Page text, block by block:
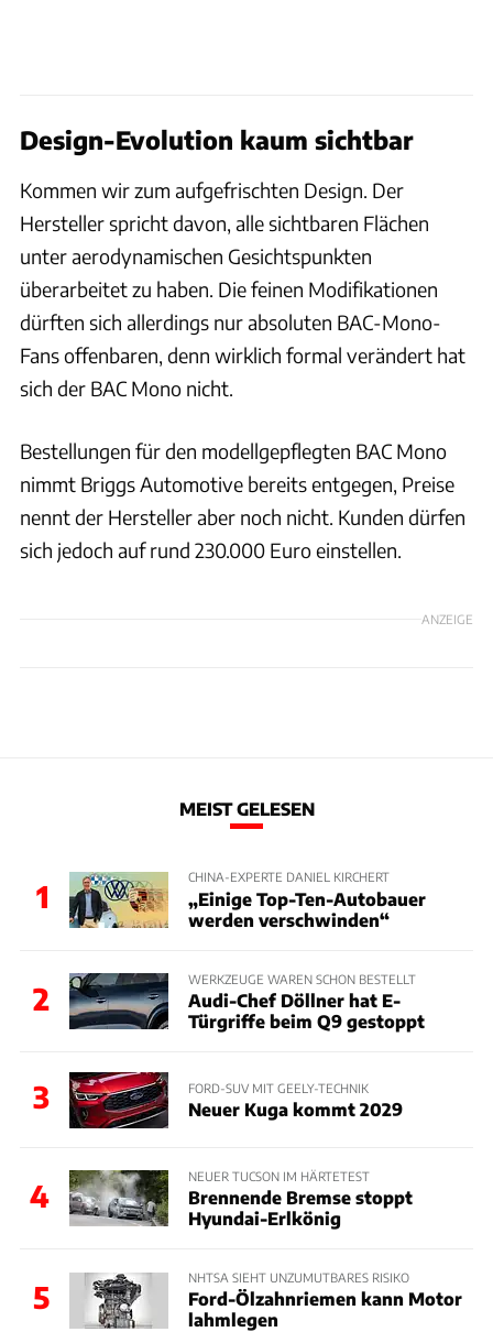
Design-Evolution kaum sichtbar
Kommen wir zum aufgefrischten Design. Der
Hersteller spricht davon, alle sichtbaren Flächen
unter aerodynamischen Gesichtspunkten
überarbeitet zu haben. Die feinen Modifikationen
dürften sich allerdings nur absoluten BAC-Mono-
Fans offenbaren, denn wirklich formal verändert hat
sich der BAC Mono nicht.
Bestellungen für den modellgepflegten BAC Mono
nimmt Briggs Automotive bereits entgegen, Preise
nennt der Hersteller aber noch nicht. Kunden dürfen
sich jedoch auf rund 230.000 Euro einstellen.
ANZEIGE
MEIST GELESEN
1
CHINA-EXPERTE DANIEL KIRCHERT
„Einige Top-Ten-Autobauer
werden verschwinden“
2
WERKZEUGE WAREN SCHON BESTELLT
Audi-Chef Döllner hat E-
Türgriffe beim Q9 gestoppt
3 FORD-SUV MIT GEELY-TECHNIK
Neuer Kuga kommt 2029
4
NEUER TUCSON IM HÄRTETEST
Brennende Bremse stoppt
Hyundai-Erlkönig
5
NHTSA SIEHT UNZUMUTBARES RISIKO
Ford-Ölzahnriemen kann Motor
lahmlegen